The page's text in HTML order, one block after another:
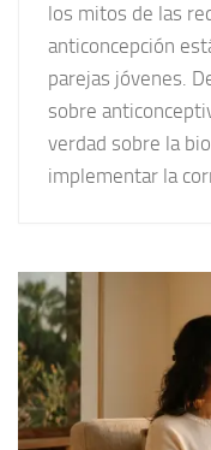
los mitos de las
anticoncepción
parejas jóvenes.
sobre
verdad sobre la
implementar la